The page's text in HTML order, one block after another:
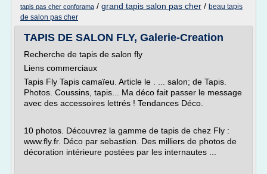
tapis pas cher conforama / grand tapis salon pas cher / beau tapis
de salon pas cher
TAPIS DE SALON FLY, Galerie-Creation
Recherche de tapis de salon fly
Liens commerciaux
Tapis Fly Tapis camaïeu. Article le . ... salon; de Tapis.
Photos. Coussins, tapis... Ma déco fait passer le message
avec des accessoires lettrés ! Tendances Déco.
10 photos. Découvrez la gamme de tapis de chez Fly :
www.fly.fr. Déco par sebastien. Des milliers de photos de
décoration intérieure postées par les internautes ...